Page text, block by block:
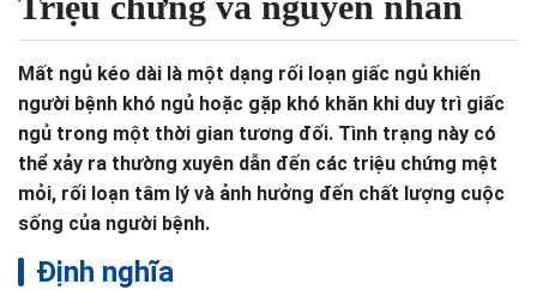
Mất ngủ kéo dài là một dạng rối loạn giấc ngủ khiến
người bệnh khó ngủ hoặc gặp khó khăn khi duy trì giấc
ngủ trong một thời gian tương đối. Tình trạng này có
thể xảy ra thường xuyên dẫn đến các triệu chứng mệt
mỏi, rối loạn tâm lý và ảnh hưởng đến chất lượng cuộc
sống của người bệnh.
Định nghĩa